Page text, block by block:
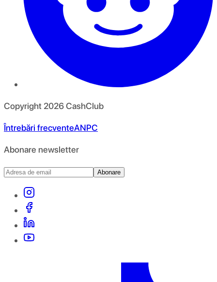
Copyright 2026CashClub
Întrebări frecventeANPC
Abonare newsletter
Abonare